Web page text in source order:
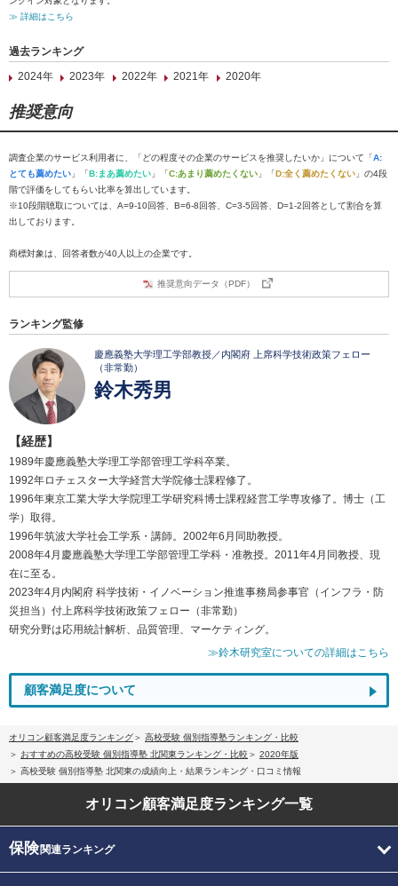
≫ 詳細はこちら
過去ランキング
2024年
2023年 2022年 2021年 2020年
推奨意向
調査企業のサービス利用者に、「どの程度その企業のサービスを推奨したいか」について「A:
とても薦めたい 」「B:まあ薦めたい 」「C:あまり薦めたくない 」「D:全く薦めたくない 」の4段
階で評価をしてもらい比率を算出しています。
※10段階聴取については、A=9-10回答、B=6-8回答、C=3-5回答、D=1-2回答として割合を算
出しております。
商標対象は、回答者数が40人以上の企業です。
推奨意向データ（PDF）
ランキング監修
慶應義塾大学理工学部教授／内閣府 上席科学技術政策フェロー
（非常勤）
鈴木秀男
【経歴】
1989年慶應義塾大学理工学部管理工学科卒業。
1992年ロチェスター大学経営大学院修士課程修了。
1996年東京工業大学大学院理工学研究科博士課程経営工学専攻修了。博士（工
学）取得。
1996年筑波大学社会工学系・講師。2002年6月同助教授。
2008年4月慶應義塾大学理工学部管理工学科・准教授。2011年4月同教授、現
在に至る。
2023年4月内閣府 科学技術・イノベーション推進事務局参事官（インフラ・防
災担当）付上席科学技術政策フェロー（非常勤）
研究分野は応用統計解析、品質管理、マーケティング。
≫鈴木研究室についての詳細はこちら
顧客満足度について
オリコン顧客満足度ランキング
高校受験 個別指導塾ランキング・比較
おすすめの高校受験 個別指導塾 北関東ランキング・比較
2020年版
高校受験 個別指導塾 北関東の成績向上・結果ランキング・口コミ情報
オリコン顧客満足度ランキング一覧
保険関連ランキング